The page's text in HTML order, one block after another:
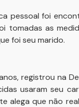
pessoal foi
tomadas as
foi seu marido.
registrou na
usaram seu
alega que não